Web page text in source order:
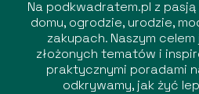
Na podkwadratem.pl z
domu, ogrodzie, urodzie,
zakupach. Naszym
złożonych tematów i
praktycznymi poradami
odkrywamy, jak żyć